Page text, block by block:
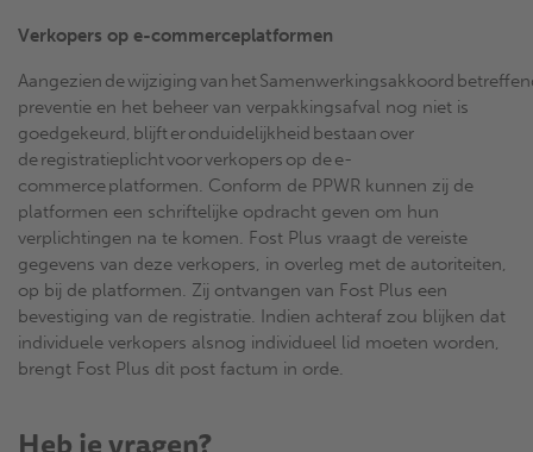
Verkopers op e-commerceplatformen
Aangezien de wijziging van het Samenwerkingsakkoord
preventie en het beheer van verpakkingsafval nog niet is
goedgekeurd, blijft er onduidelijkheid bestaan over
de registratieplicht voor verkopers op de e-
commerce platformen. Conform de PPWR kunnen zij de
platformen een schriftelijke opdracht geven om hun
verplichtingen na te komen. Fost Plus vraagt de vereiste
gegevens van deze verkopers, in overleg met de autoriteiten,
op bij de platformen. Zij ontvangen van Fost Plus een
bevestiging van de registratie. Indien achteraf zou blijken dat
individuele verkopers alsnog individueel lid moeten worden,
brengt Fost Plus dit post factum in orde.